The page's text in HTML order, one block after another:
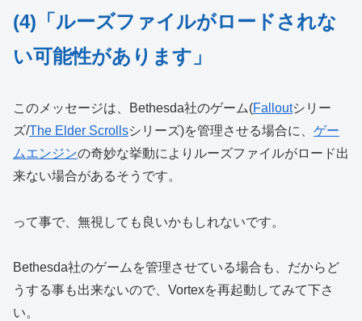
(4)「ルーズファイルがロードされな
い可能性があります」
このメッセージは、Bethesda社のゲーム(Falloutシリー
ズ/The Elder Scrollsシリーズ)を管理させる場合に、 ゲー
ムエンジンの奇妙な挙動によりルーズファイルがロード出
来ない場合があるそうです。
って事で、無視しても良いかもしれないです。
Bethesda社のゲームを管理させている場合も、だからど
うする事も出来ないので、Vortexを再起動してみて下さ
い。